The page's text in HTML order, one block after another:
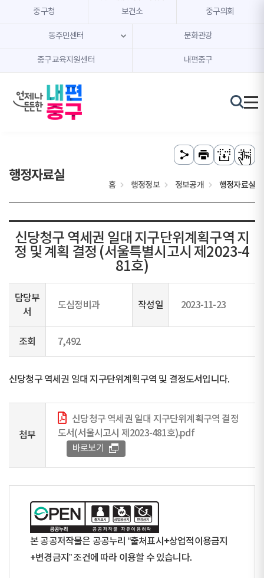
본문 내용 바로가기
주메뉴 바로가기
중구청 보건소 중구의회
동주민센터 문화관광
중구교육지원센터 내편중구
행정자료실
홈 행정정보 정보공개 행정자료실
신당청구 역세권 일대 지구단위계획구역 지
정 및 계획 결정 (서울특별시고시 제2023-4
81호)
담당부
서
도심정비과 작성일 2023-11-23
조회 7,492
신당청구 역세권 일대 지구단위계획구역 및 결정도서입니다.
첨부
신당청구 역세권 일대 지구단위계획구역 결정
도서(서울시고시 제2023-481호).pdf
바로보기
본 공공저작물은 공공누리 “출처표시+상업적이용금지
+변경금지” 조건에 따라 이용할 수 있습니다.